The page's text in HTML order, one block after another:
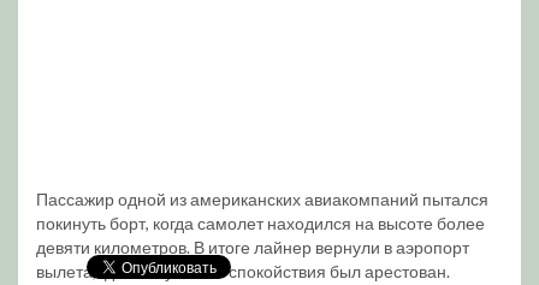
Пассажир одной из американских авиакомпаний пытался
покинуть борт, когда самолет находился на высоте более
девяти километров. В итоге лайнер вернули в аэропорт
вылета, где возмутитель спокойствия был арестован.